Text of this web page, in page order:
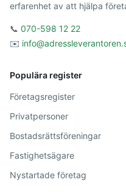
erfarenhet av att hjälpa
📞 070-598 12 22
✉️
Populära register
Företagsregister
Privatpersoner
Bostadsrättsföreningar
Fastighetsägare
Nystartade företag